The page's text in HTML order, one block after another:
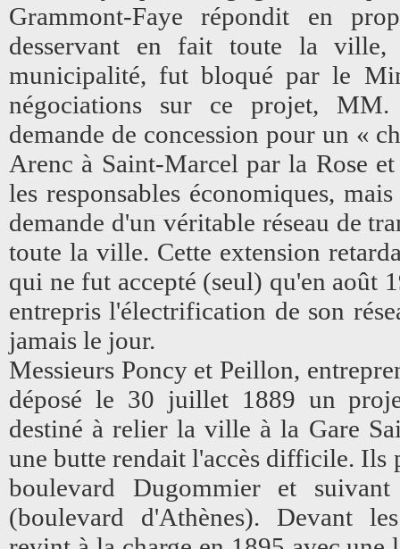
Grammont-Faye répondit en
desservant en fait toute la
municipalité, fut bloqué par le
négociations sur ce projet, MM.
demande de concession pour un «
Arenc à Saint-Marcel par la Rose
les responsables économiques,
demande d'un véritable réseau de
toute la ville. Cette extension
qui ne fut accepté (seul) qu'en août
entrepris l'électrification de son
jamais le jour.
Messieurs Poncy et Peillon,
déposé le 30 juillet 1889 un
destiné à relier la ville à la Gare
une butte rendait l'accès difficile. Ils
boulevard Dugommier et
(boulevard d'Athènes). Devant